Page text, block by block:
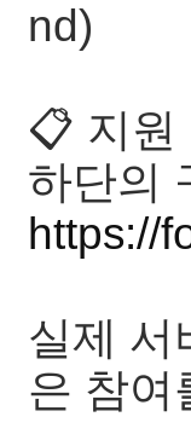
nd)
📋 지원
하단의
https://
실제 서
은 참여